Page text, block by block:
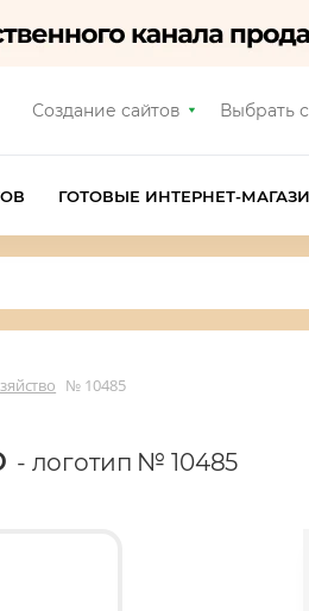
Создание сайтов Выбрать
ГОТОВЫЕ ИНТЕРНЕТ-
№ 10485
- логотип № 10485